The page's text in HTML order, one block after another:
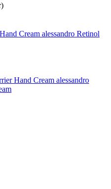
alessandro Retinol
alessandro